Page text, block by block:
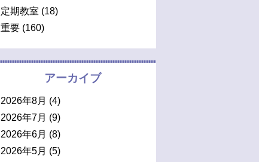
定期教室 (18)
重要 (160)
アーカイブ
2026年8月 (4)
2026年7月 (9)
2026年6月 (8)
2026年5月 (5)